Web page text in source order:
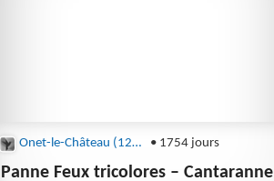
Onet-le-Château (12850) • 1754 jours
Panne Feux tricolores – Cantaranne